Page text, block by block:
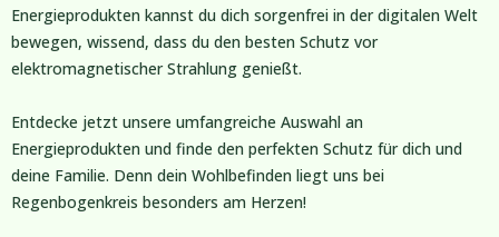
Energieprodukten kannst du dich sorgenfrei in der digitalen Welt
bewegen, wissend, dass du den besten Schutz vor
elektromagnetischer Strahlung genießt.
Entdecke jetzt unsere umfangreiche Auswahl an
Energieprodukten und finde den perfekten Schutz für dich und
deine Familie. Denn dein Wohlbefinden liegt uns bei
Regenbogenkreis besonders am Herzen!